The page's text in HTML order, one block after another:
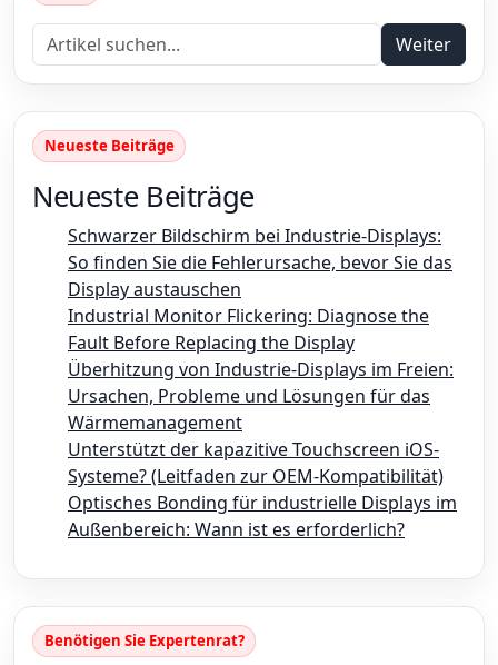
Weiter
Neueste Beiträge
Neueste Beiträge
Schwarzer Bildschirm bei Industrie-Displays:
So finden Sie die Fehlerursache, bevor Sie das
Display austauschen
Industrial Monitor Flickering: Diagnose the
Fault Before Replacing the Display
Überhitzung von Industrie-Displays im Freien:
Ursachen, Probleme und Lösungen für das
Wärmemanagement
Unterstützt der kapazitive Touchscreen iOS-
Systeme? (Leitfaden zur OEM-Kompatibilität)
Optisches Bonding für industrielle Displays im
Außenbereich: Wann ist es erforderlich?
Benötigen Sie Expertenrat?